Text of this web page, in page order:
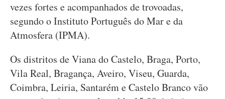
vezes fortes e acompanhados de trovoadas,
segundo o Instituto Português do Mar e da
Atmosfera (IPMA).
Os distritos de Viana do Castelo, Braga, Porto,
Vila Real, Bragança, Aveiro, Viseu, Guarda,
Coimbra, Leiria, Santarém e Castelo Branco vão